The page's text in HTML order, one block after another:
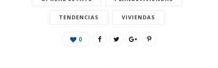
TENDENCIAS VIVIENDAS
0